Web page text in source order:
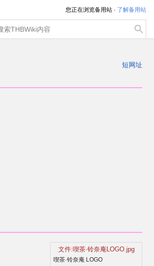
短网址
文件:喫茶·铃奈庵LOGO.jpg
喫茶·铃奈庵 LOGO
您正在浏览备用站 · 了解备用站